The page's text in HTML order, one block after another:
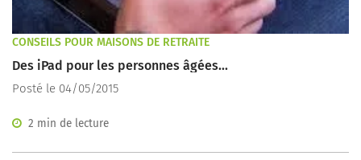
CONSEILS POUR MAISONS DE RETRAITE
Des iPad pour les personnes âgées...
Posté le 04/05/2015
2 min de lecture